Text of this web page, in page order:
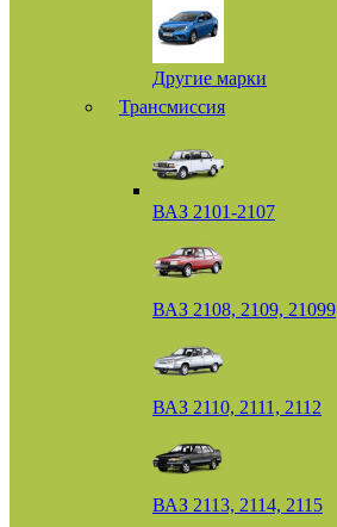
Другие марки
Трансмиссия
ВАЗ 2101-2107
ВАЗ 2108, 2109, 21099
ВАЗ 2110, 2111, 2112
ВАЗ 2113, 2114, 2115